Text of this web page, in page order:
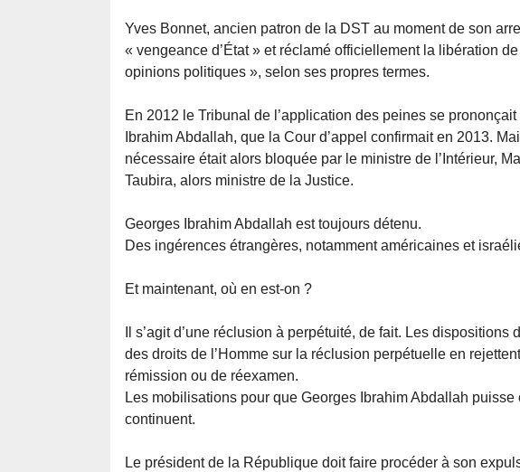
Yves Bonnet, ancien patron de la DST au moment de son
« vengeance d’État » et réclamé officiellement la libération
opinions politiques », selon ses propres termes.
En 2012 le Tribunal de l’application des peines se
Ibrahim Abdallah, que la Cour d’appel confirmait en 2013.
nécessaire était alors bloquée par le ministre de l’Intérieur,
Taubira, alors ministre de la Justice.
Georges Ibrahim Abdallah est toujours détenu.
Des ingérences étrangères, notamment américaines et
Et maintenant, où en est-on ?
Il s’agit d’une réclusion à perpétuité, de fait. Les
des droits de l’Homme sur la réclusion perpétuelle en
rémission ou de réexamen.
Les mobilisations pour que Georges Ibrahim Abdallah
continuent.
Le président de la République doit faire procéder à son